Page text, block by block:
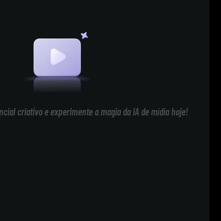
criativo e experimente a magia da IA de mídia hoje!